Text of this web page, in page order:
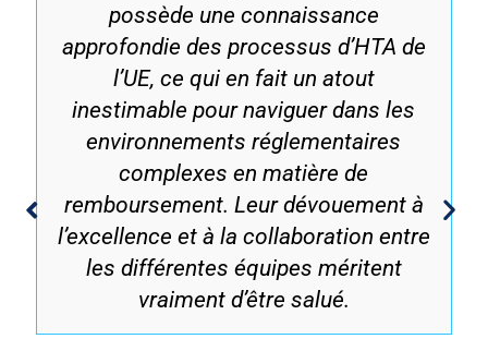
possède une connaissance
approfondie des processus d’HTA de
l’UE, ce qui en fait un atout
inestimable pour naviguer dans les
environnements réglementaires
complexes en matière de
remboursement. Leur dévouement à
l’excellence et à la collaboration entre
les différentes équipes méritent
vraiment d’être salué.